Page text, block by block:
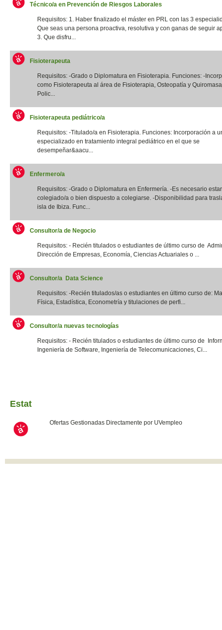
Técnico/a en Prevención de Riesgos Laborales
Requisitos: 1. Haber finalizado el máster en PRL con las 3
Que seas una persona proactiva, resolutiva y con ganas de seguir
3. Que disfru...
Fisioterapeuta
Requisitos: -Grado o Diplomatura en Fisioterapia. Funciones: -
como Fisioterapeuta al área de Fisioterapia, Osteopatía y
Polic...
Fisioterapeuta pediátrico/a
Requisitos: -Titulado/a en Fisioterapia. Funciones: Incorporación a
especializado en tratamiento integral pediátrico en el que se
desempeñar&aacu...
Enfermero/a
Requisitos: -Grado o Diplomatura en Enfermería. -Es necesario estar
colegiado/a o bien dispuesto a colegiarse. -Disponibilidad para
isla de Ibiza. Func...
Consultor/a de Negocio
Requisitos: - Recién titulados o estudiantes de último curso de
Dirección de Empresas, Economía, Ciencias Actuariales o ...
Consultor/a Data Science
Requisitos: -Recién titulados/as o estudiantes en último curso de:
Física, Estadística, Econometría y titulaciones de perfi...
Consultor/a nuevas tecnologías
Requisitos: - Recién titulados o estudiantes de último curso de
Ingeniería de Software, Ingeniería de Telecomunicaciones, Ci...
Estat
Ofertas Gestionadas Directamente por UVempleo